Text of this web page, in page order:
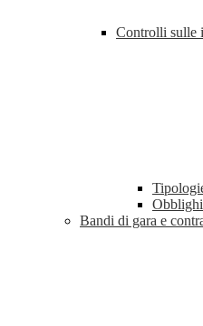
Controlli sulle
Bandi di gara e